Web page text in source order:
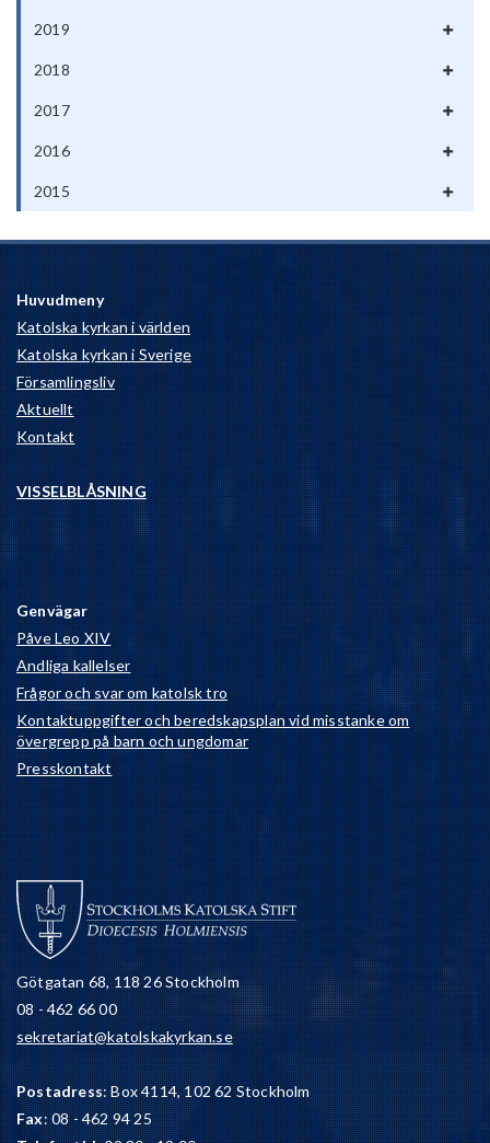
2019
2018
2017
2016
2015
Huvudmeny
Katolska kyrkan i världen
Katolska kyrkan i Sverige
Församlingsliv
Aktuellt
Kontakt
VISSELBLÅSNING
Genvägar
Påve Leo XIV
Andliga kallelser
Frågor och svar om katolsk tro
Kontaktuppgifter och beredskapsplan vid misstanke om
övergrepp på barn och ungdomar
Presskontakt
Götgatan 68, 118 26 Stockholm
08 - 462 66 00
sekretariat@katolskakyrkan.se
Postadress: Box 4114, 102 62 Stockholm
Fax: 08 - 462 94 25